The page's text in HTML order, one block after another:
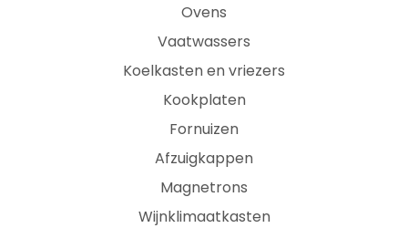
Ovens
Vaatwassers
Koelkasten en vriezers
Kookplaten
Fornuizen
Afzuigkappen
Magnetrons
Wijnklimaatkasten